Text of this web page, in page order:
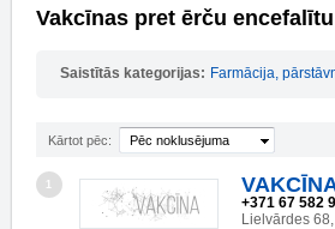
Vakcīnas pret ērču
Saistītās kategorijas: Farmācija,
Kārtot pēc: Pēc noklusējuma
1
+371 67 582
Lielvārdes